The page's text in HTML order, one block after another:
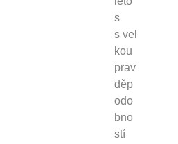
s
s vel
kou
prav
děp
odo
bno
stí